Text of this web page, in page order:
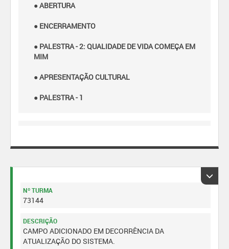
● ABERTURA
● ENCERRAMENTO
● PALESTRA - 2: QUALIDADE DE VIDA COMEÇA EM
MIM
● APRESENTAÇÃO CULTURAL
● PALESTRA - 1
Nº TURMA
73144
DESCRIÇÃO
CAMPO ADICIONADO EM DECORRÊNCIA DA
ATUALIZAÇÃO DO SISTEMA.